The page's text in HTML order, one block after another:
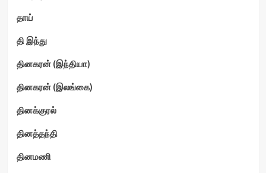
தாய்
தி இந்து
தினகரன் (இந்தியா)
தினகரன் (இலங்கை)
தினக்குரல்
தினத்தந்தி
தினமணி